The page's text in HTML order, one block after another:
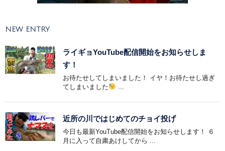
NEW ENTRY
ライギョYouTube配信開始をお知らせしま
す！
お待たせしてしまいました！ イヤ！お待たせし過ぎ
てしまいました
近所の川ではじめてのチョイ投げ
今日も最新YouTube配信開始をお知らせします！ ６
月に入って自粛あけしてから ...